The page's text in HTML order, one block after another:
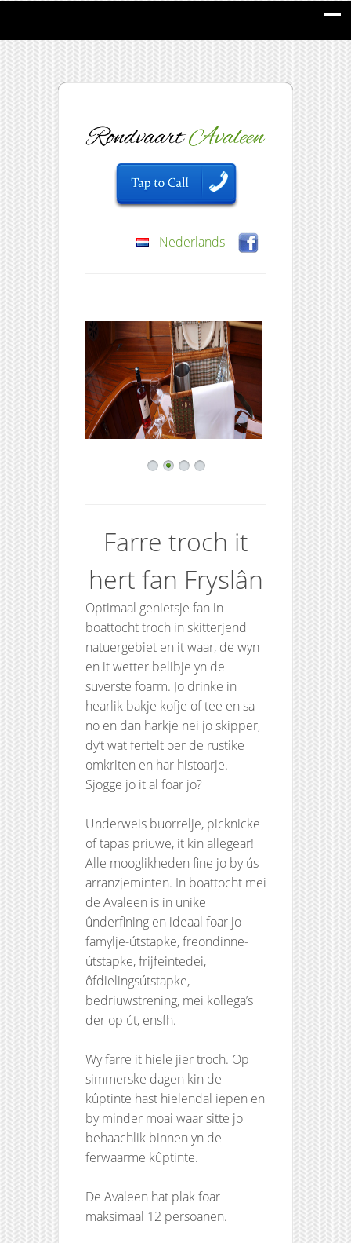
Nederlands
Farre troch it
hert fan Fryslân
Optimaal genietsje fan in
boattocht troch in skitterjend
natuergebiet en it waar, de wyn
en it wetter belibje yn de
suverste foarm. Jo drinke in
hearlik bakje kofje of tee en sa
no en dan harkje nei jo skipper,
dy’t wat fertelt oer de rustike
omkriten en har histoarje.
Sjogge jo it al foar jo?
Underweis buorrelje, picknicke
of tapas priuwe, it kin allegear!
Alle mooglikheden fine jo by ús
arranzjeminten. In boattocht mei
de Avaleen is in unike
ûnderfining en ideaal foar jo
famylje-útstapke, freondinne-
útstapke, frijfeintedei,
ôfdielingsútstapke,
bedriuwstrening, mei kollega’s
der op út, ensfh.
Wy farre it hiele jier troch. Op
simmerske dagen kin de
kûptinte hast hielendal iepen en
by minder moai waar sitte jo
behaachlik binnen yn de
ferwaarme kûptinte.
De Avaleen hat plak foar
maksimaal 12 persoanen.